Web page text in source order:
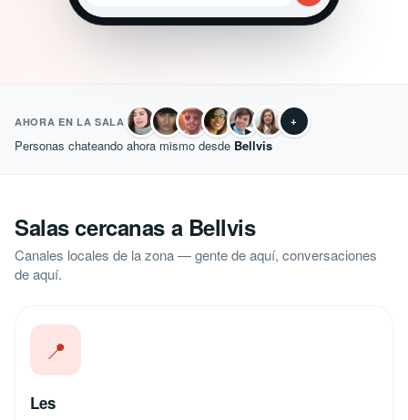
AHORA EN LA SALA +
Personas chateando ahora mismo desde Bellvis
Salas cercanas a Bellvis
Canales locales de la zona — gente de aquí, conversaciones
de aquí.
📍
Les